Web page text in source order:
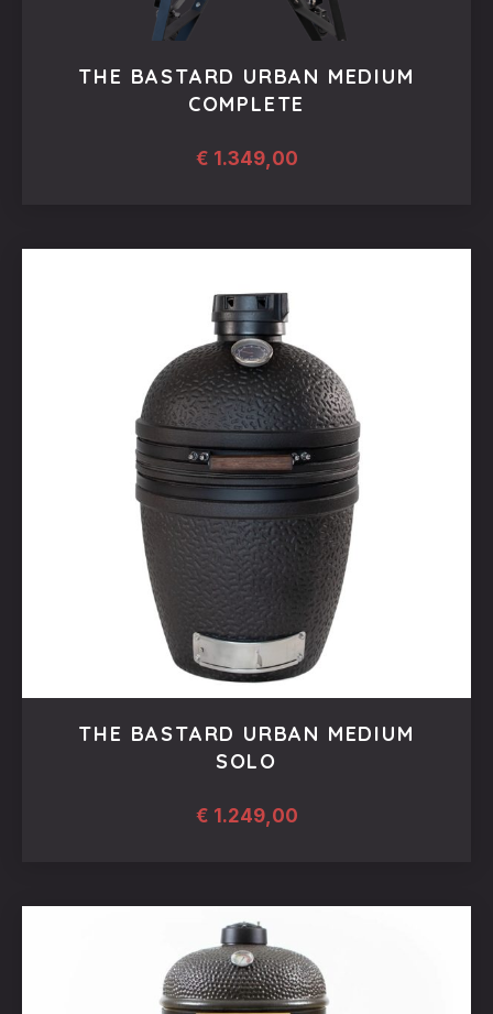
THE BASTARD URBAN MEDIUM
COMPLETE
€ 1.349,00
THE BASTARD URBAN MEDIUM
SOLO
€ 1.249,00